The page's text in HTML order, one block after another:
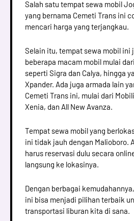
Salah satu tempat sewa mobil
yang bernama Cemeti Trans ini
mencari harga yang terjangkau.
Selain itu, tempat sewa mobil ini
beberapa macam mobil mulai
seperti Sigra dan Calya, hingga
Xpander. Ada juga armada lain
Cemeti Trans ini, mulai dari
Xenia, dan All New Avanza.
Tempat sewa mobil yang
ini tidak jauh dengan Malioboro.
harus reservasi dulu secara
langsung ke lokasinya.
Dengan berbagai
ini bisa menjadi pilihan terbaik
transportasi liburan kita di sana.